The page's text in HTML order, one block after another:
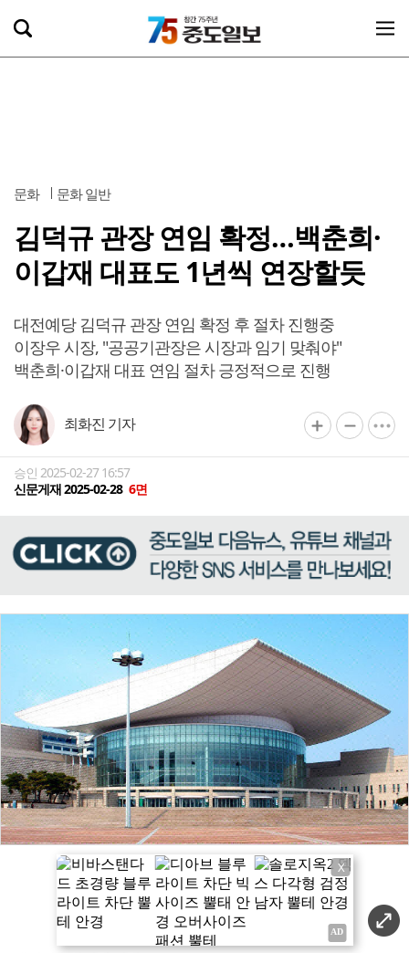
문화 문화 일반
김덕규 관장 연임 확정…백춘희·
이갑재 대표도 1년씩 연장할듯
대전예당 김덕규 관장 연임 확정 후 절차 진행중
이장우 시장, "공공기관장은 시장과 임기 맞춰야"
백춘희·이갑재 대표 연임 절차 긍정적으로 진행
최화진 기자
승인 2025-02-27 16:57
신문게재 2025-02-28 6면
X